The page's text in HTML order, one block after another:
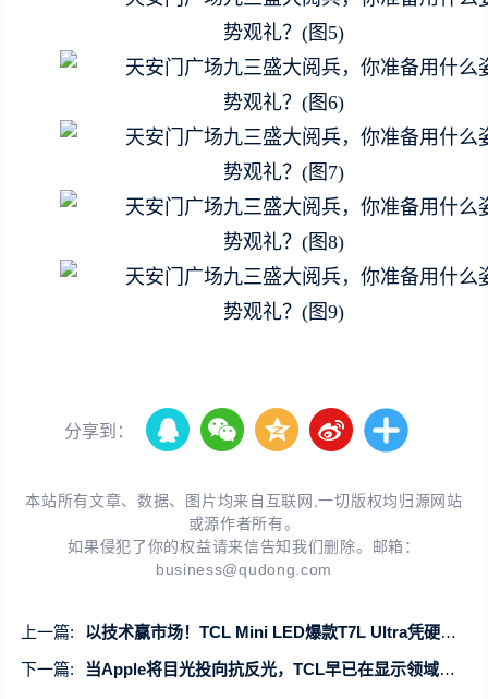
分享到：
本站所有文章、数据、图片均来自互联网,一切版权均归源网站
或源作者所有。
如果侵犯了你的权益请来信告知我们删除。邮箱：
business@qudong.com
上一篇:
以技术赢市场！TCL Mini LED爆款T7L Ultra凭硬核创新领跑行业
下一篇:
当Apple将目光投向抗反光，TCL早已在显示领域给出了新答案